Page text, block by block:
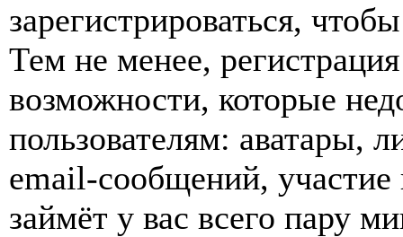
зарегистрироваться,
Тем не менее,
возможности, которые
пользователям: аватары,
email-сообщений, участие
займёт у вас всего пару